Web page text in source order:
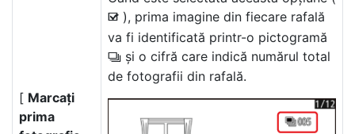
[ Marcați
prima
M ), prima imagine din fiecare rafală
va fi identificată printr-o pictogramă
c și o cifră care indică numărul total
de fotografii din rafală.